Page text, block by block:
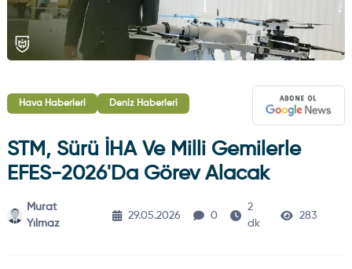
Hava Haberleri Deniz Haberleri
STM, Sürü İHA Ve Milli Gemilerle
EFES-2026'da Görev Alacak
Murat
Yılmaz
29.05.2026 0
2
dk
283